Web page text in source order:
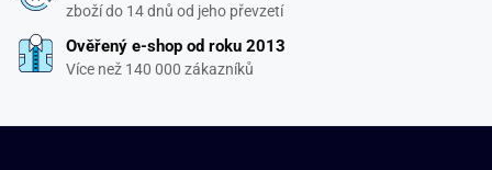
zboží do 14 dnů od jeho převzetí
Ověřený e-shop od roku 2013
Více než 140 000 zákazníků